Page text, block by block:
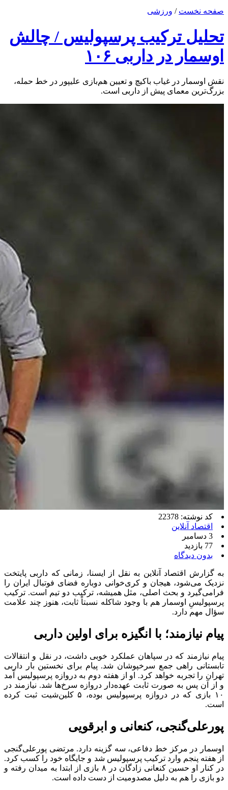
صفحه نخست / ورزشی
تحلیل ترکیب پرسپولیس / چالش
اوسمار در داربی ۱۰۶
نقش اوسمار در غیاب باکیچ و تعیین هم‌بازی علیپور در خط حمله،
بزرگ‌ترین معمای پیش از داربی است.
کد نوشته: 22378
اقتصاد آنلاین
3 دسامبر
77 بازدید
بدون دیدگاه
به گزارش اقتصاد آنلاین به نقل از ایسنا، زمانی که داربی پایتخت
نزدیک می‌شود، هیجان و کری‌خوانی دوباره فضای فوتبال ایران را
فرامی‌گیرد و بحث اصلی، مثل همیشه، ترکیب دو تیم است. ترکیب
پرسپولیسِ اوسمار هم با وجود شاکله نسبتاً ثابت، هنوز چند علامت
سؤال مهم دارد.
پیام نیازمند؛ با انگیزه برای اولین داربی
پیام نیازمند که در سپاهان عملکرد خوبی داشت، در نقل و انتقالات
تابستانی راهی جمع سرخپوشان شد. پیام برای نخستین بار داربی
تهران را تجربه خواهد کرد. او از هفته دوم به دروازه پرسپولیس آمد
و از آن پس به صورت ثابت عهده‌دار دروازه سرخ‌ها شد. نیازمند در
۱۰ بازی که در دروازه پرسپولیس بوده، ۵ کلین‌شیت ثبت کرده
است.
پورعلی‌گنجی، کنعانی و ابرقویی
اوسمار در مرکز خط دفاعی، سه گزینه دارد. مرتضی پورعلی‌گنجی
از هفته پنجم وارد ترکیب پرسپولیس شد و جایگاه خود را کسب کرد.
در کنار او حسین کنعانی زادگان در ۸ بازی از ابتدا به میدان رفته و
دو بازی را هم به دلیل مصدومیت از دست داده است.